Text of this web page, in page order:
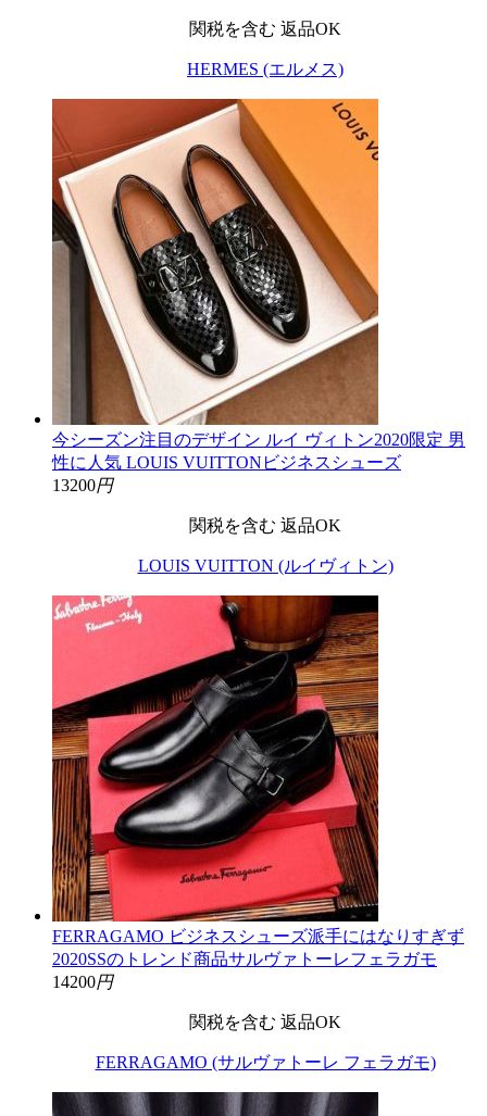
関税を含む 返品OK
HERMES (エルメス)
今シーズン注目のデザイン ルイ ヴィトン2020限定 男
性に人気 LOUIS VUITTONビジネスシューズ
13200円
関税を含む 返品OK
LOUIS VUITTON (ルイヴィトン)
FERRAGAMO ビジネスシューズ派手にはなりすぎず
2020SSのトレンド商品サルヴァトーレフェラガモ
14200円
関税を含む 返品OK
FERRAGAMO (サルヴァトーレ フェラガモ)